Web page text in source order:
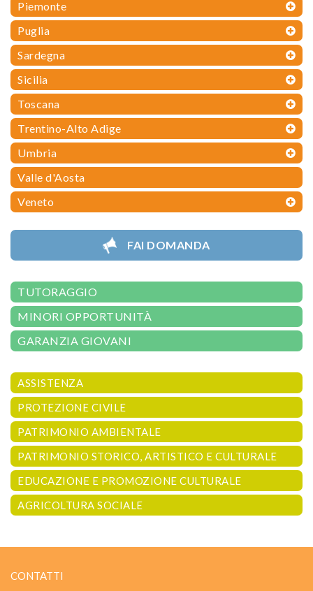
Piemonte
Puglia
Sardegna
Sicilia
Toscana
Trentino-Alto Adige
Umbria
Valle d'Aosta
Veneto
FAI DOMANDA
TUTORAGGIO
MINORI OPPORTUNITÀ
GARANZIA GIOVANI
ASSISTENZA
PROTEZIONE CIVILE
PATRIMONIO AMBIENTALE
PATRIMONIO STORICO, ARTISTICO E CULTURALE
EDUCAZIONE E PROMOZIONE CULTURALE
AGRICOLTURA SOCIALE
CONTATTI